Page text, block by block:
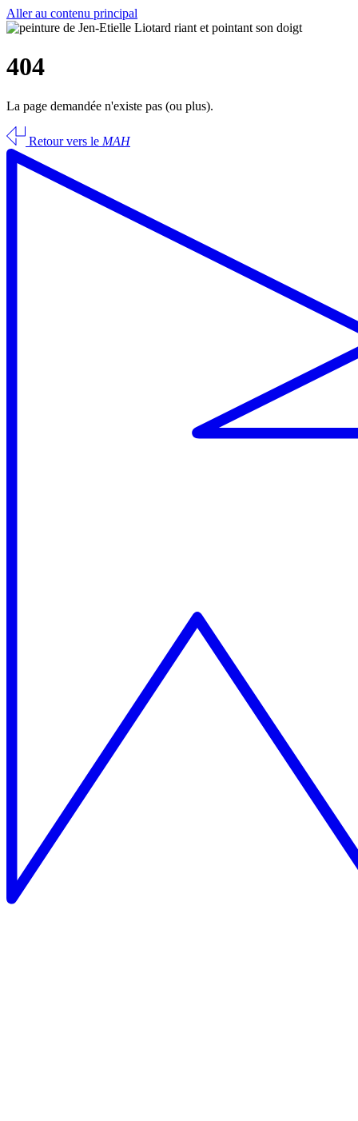
Aller au contenu principal
404
La page demandée n'existe pas (ou plus).
Retour vers le MAH